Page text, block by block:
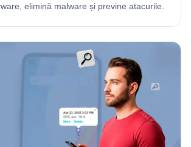
elimină malware și previne atacurile.